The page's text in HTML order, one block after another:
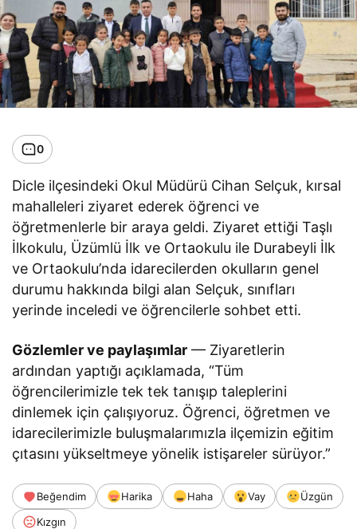
0
Dicle ilçesindeki Okul Müdürü Cihan Selçuk, kırsal
mahalleleri ziyaret ederek öğrenci ve
öğretmenlerle bir araya geldi. Ziyaret ettiği Taşlı
İlkokulu, Üzümlü İlk ve Ortaokulu ile Durabeyli İlk
ve Ortaokulu’nda idarecilerden okulların genel
durumu hakkında bilgi alan Selçuk, sınıfları
yerinde inceledi ve öğrencilerle sohbet etti.
Gözlemler ve paylaşımlar — Ziyaretlerin
ardından yaptığı açıklamada, “Tüm
öğrencilerimizle tek tek tanışıp taleplerini
dinlemek için çalışıyoruz. Öğrenci, öğretmen ve
idarecilerimizle buluşmalarımızla ilçemizin eğitim
çıtasını yükseltmeye yönelik istişareler sürüyor.”
Beğendim Harika Haha Vay
Üzgün
Kızgın